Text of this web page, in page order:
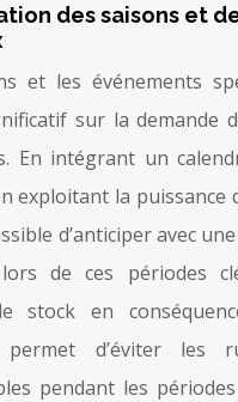
des saisons et
et les événements
sur la demande
En intégrant un
exploitant la puissance
d’anticiper avec
lors de ces périodes
stock en
permet d’éviter les
pendant les